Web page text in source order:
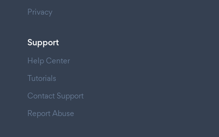
Privacy
Support
Help Center
Tutorials
Contact Support
Report Abuse